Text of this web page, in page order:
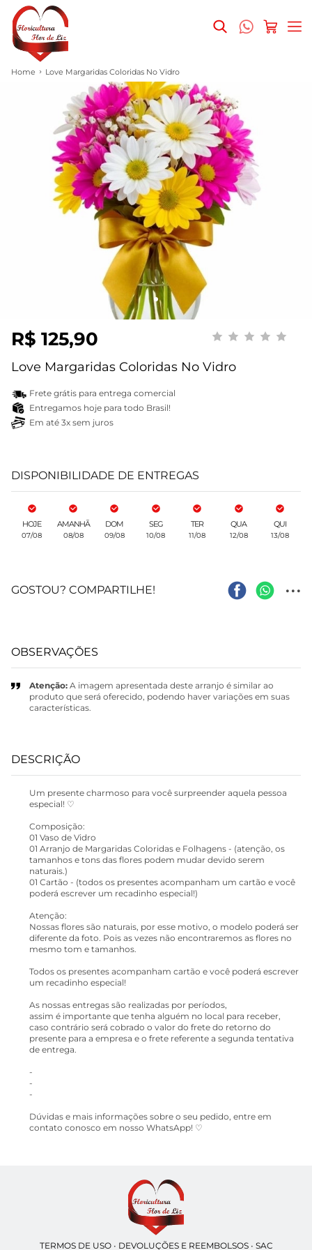
Home Love Margaridas Coloridas No Vidro
R$ 125,90
Love Margaridas Coloridas No Vidro
Frete grátis para entrega comercial
Entregamos hoje para todo Brasil!
Em até 3x sem juros
DISPONIBILIDADE DE ENTREGAS
HOJE
07/08
AMANHÃ
08/08
DOM
09/08
SEG
10/08
TER
11/08
QUA
12/08
QUI
13/08
GOSTOU? COMPARTILHE! ...
OBSERVAÇÕES
Atenção: A imagem apresentada deste arranjo é similar ao
produto que será oferecido, podendo haver variações em suas
características.
DESCRIÇÃO
Um presente charmoso para você surpreender aquela pessoa
especial! ♡
Composição:
01 Vaso de Vidro
01 Arranjo de Margaridas Coloridas e Folhagens - (atenção, os
tamanhos e tons das flores podem mudar devido serem
naturais.)
01 Cartão - (todos os presentes acompanham um cartão e você
poderá escrever um recadinho especial!)
Atenção:
Nossas flores são naturais, por esse motivo, o modelo poderá ser
diferente da foto. Pois as vezes não encontraremos as flores no
mesmo tom e tamanhos.
Todos os presentes acompanham cartão e você poderá escrever
um recadinho especial!
As nossas entregas são realizadas por períodos,
assim é importante que tenha alguém no local para receber,
caso contrário será cobrado o valor do frete do retorno do
presente para a empresa e o frete referente a segunda tentativa
de entrega.
-
-
-
Dúvidas e mais informações sobre o seu pedido, entre em
contato conosco em nosso WhatsApp! ♡
TERMOS DE USO• DEVOLUÇÕES E REEMBOLSOS• SAC